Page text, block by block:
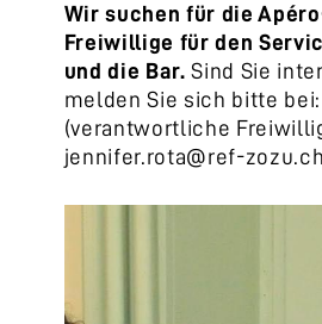
Wir suchen für die
Freiwillige für den
und die Bar. Sind Sie
melden Sie sich bitte
(verantwortliche
jennifer.rota@ref-zozu.ch